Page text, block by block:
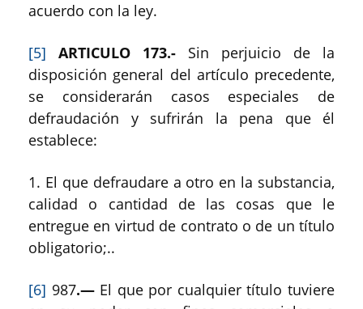
acuerdo con la ley.
[5] ARTICULO 173.- Sin perjuicio de la
disposición general del artículo precedente,
se considerarán casos especiales de
defraudación y sufrirán la pena que él
establece:
1. El que defraudare a otro en la substancia,
calidad o cantidad de las cosas que le
entregue en virtud de contrato o de un título
obligatorio;..
[6] 987.—El que por cualquier título tuviere